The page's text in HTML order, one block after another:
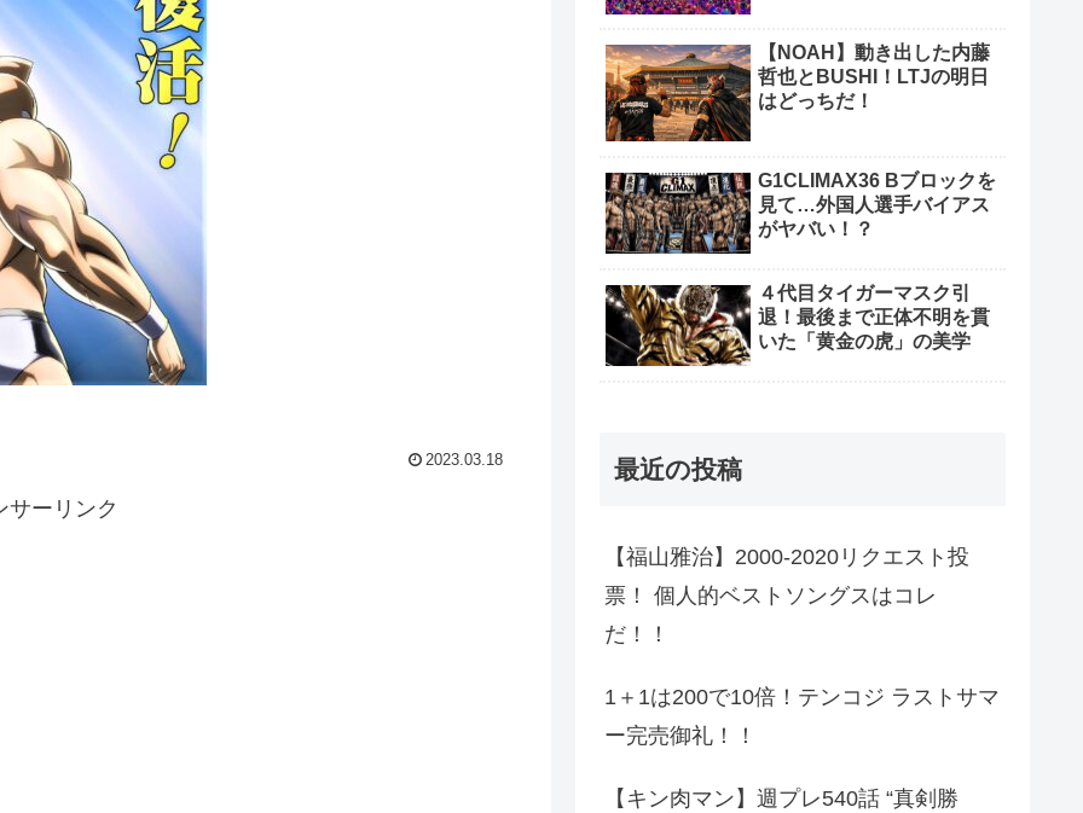
2023.03.18
サーリンク
【NOAH】動き出した内藤
哲也とBUSHI！LTJの明日
はどっちだ！
G1CLIMAX36 Bブロックを
見て…外国人選手バイアス
がヤバい！？
４代目タイガーマスク引
退！最後まで正体不明を貫
いた「黄金の虎」の美学
最近の投稿
【福山雅治】2000-2020リクエスト投
票！ 個人的ベストソングスはコレ
だ！！
1＋1は200で10倍！テンコジ ラストサマ
ー完売御礼！！
【キン肉マン】週プレ540話 “真剣勝